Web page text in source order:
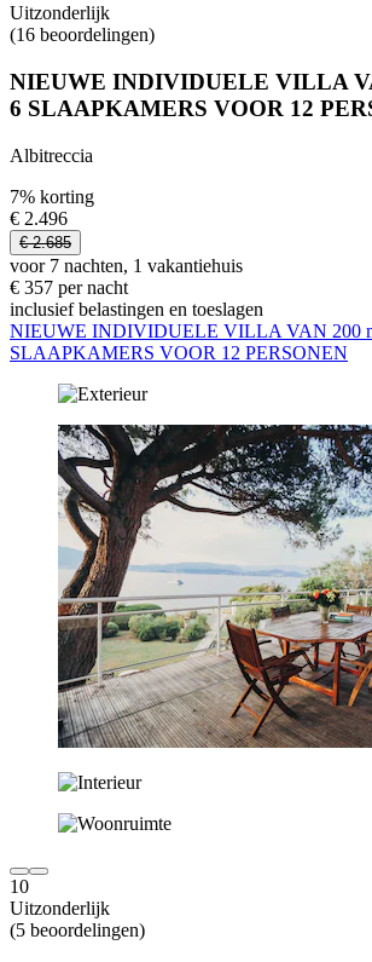
Uitzonderlijk
(16 beoordelingen)
NIEUWE INDIVIDUELE VILLA
6 SLAAPKAMERS VOOR 12
Albitreccia
7% korting
€ 2.496
€ 2.685
voor 7 nachten, 1 vakantiehuis
€ 357 per nacht
inclusief belastingen en toeslagen
NIEUWE INDIVIDUELE VILLA VAN 200
SLAAPKAMERS VOOR 12 PERSONEN
10
Uitzonderlijk
(5 beoordelingen)